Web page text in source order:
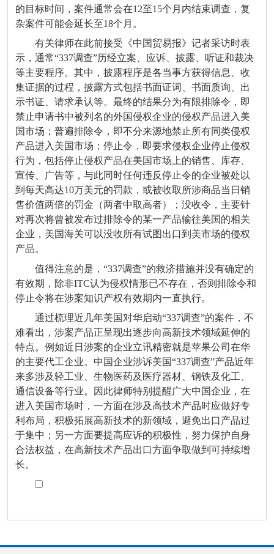
的目标时间，案件通常会在12至15个月内结束调查，复
杂案件可能会延长至18个月。
有关律师在此前接受《中国贸易报》记者采访时表
示，通常“337调查”历经立案、应诉、披露、听证和裁决
等主要程序。其中，披露程序是各当事方获得信息、收
集证据的过程，披露方式包括书面证词、书面质询、出
示书证、请求承认等。最终的结果分为有限排除令，即
禁止申请书中被列名的外国侵权企业的侵权产品进入美
国市场；普遍排除令，即不分来源地禁止所有同类侵权
产品进入美国市场；停止令，即要求侵权企业停止侵权
行为，包括停止侵权产品在美国市场上的销售、库存、
宣传、广告等，与此同时任何违反停止令的企业被处以
到每天高达10万美元的罚款，或被收取所涉商品当日销
售价值两倍的罚金（两者中取高者）；没收令，主要针
对再次将曾被发布过排除令的某一产品输往美国的相关
企业，美国海关可以没收所有试图出口到美市场的侵权
产品。
值得注意的是，“337调查”的救济措施并没有确定的
有效期，除非ITC认为侵权情形已不存在，否则排除令和
停止令将在涉案知识产权有效期内一直执行。
通过梳理近几年美国对华启动“337调查”的案件，不
难看出，涉案产品正呈现出逐步向高新技术领域延伸的
特点。例如近日涉案的企业立讯精密就是苹果公司在华
的主要代工企业。中国企业涉诉美国“337调查”产品近年
来多涉及轻工业、生物医药及医疗器材、钢铁及化工、
通信设备等行业。因此律师特别提醒广大中国企业，在
进入美国市场时，一方面在涉及高技术产品时应做好专
利布局，积极拓展高新技术的新领域，避免出口产品过
于集中；另一方面要提高应诉的积极性，努力保护自身
合法权益，在高新技术产品出口方面争取做到可持续增
长。